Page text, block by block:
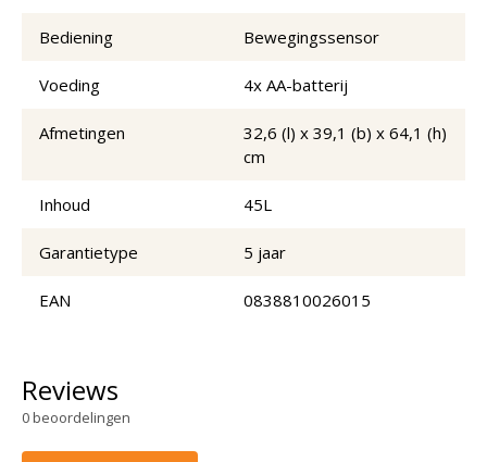
Bediening Bewegingssensor
Voeding 4x AA-batterij
Afmetingen
32,6 (l) x 39,1 (b) x 64,1 (h)
cm
Inhoud 45L
Garantietype 5 jaar
EAN 0838810026015
Reviews
0beoordelingen